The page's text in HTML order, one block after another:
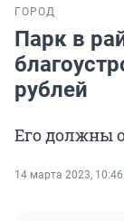
ГОРОД
Парк в
рублей
Его должны
14 марта 2023, 10:46